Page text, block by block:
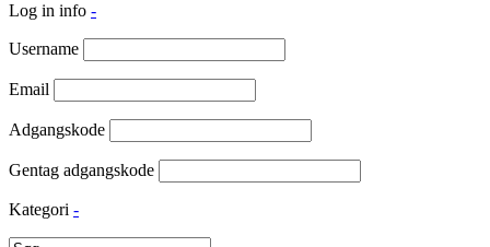
Log in info -
Username
Email
Adgangskode
Gentag adgangskode
Kategori -